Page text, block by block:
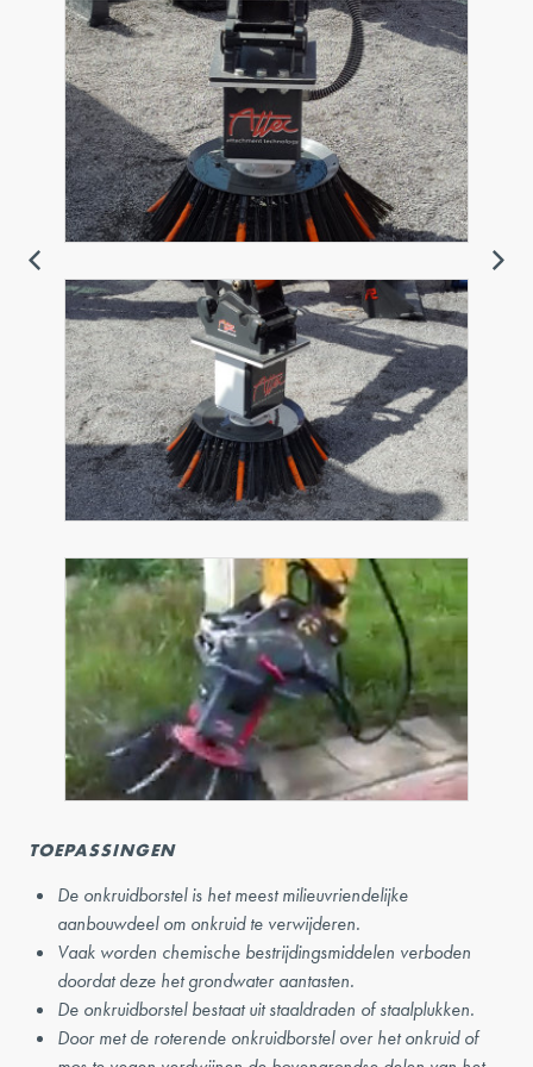
TOEPASSINGEN
De onkruidborstel is het meest milieuvriendelijke
aanbouwdeel om onkruid te verwijderen.
Vaak worden chemische bestrijdingsmiddelen verboden
doordat deze het grondwater aantasten.
De onkruidborstel bestaat uit staaldraden of staalplukken.
Door met de roterende onkruidborstel over het onkruid of